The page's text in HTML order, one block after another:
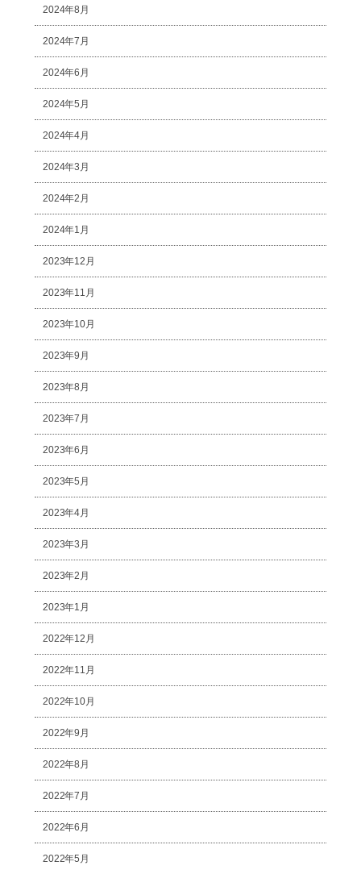
2024年8月
2024年7月
2024年6月
2024年5月
2024年4月
2024年3月
2024年2月
2024年1月
2023年12月
2023年11月
2023年10月
2023年9月
2023年8月
2023年7月
2023年6月
2023年5月
2023年4月
2023年3月
2023年2月
2023年1月
2022年12月
2022年11月
2022年10月
2022年9月
2022年8月
2022年7月
2022年6月
2022年5月